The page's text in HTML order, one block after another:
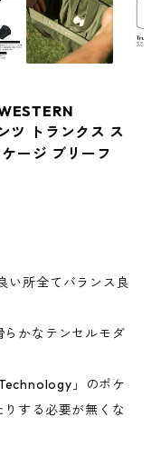
ツ トランクス ス
ージ ブリーフ
い所全てバランス良
らかなテンセルモダ
」のポケ
する必要が無くな